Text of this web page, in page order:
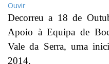
Ouvir
Decorreu a 18 de
Apoio à Equipa de
Vale da Serra, uma
2014.